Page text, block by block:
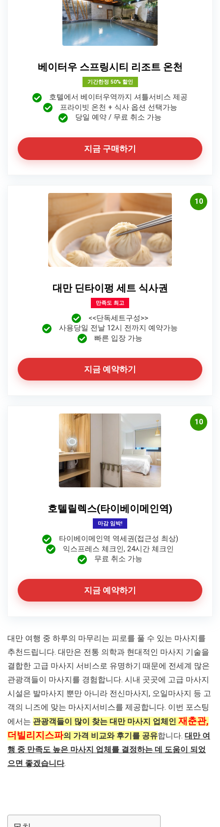
베이터우 스프링시티 리조트 온천
기간한정 50% 할인
호텔에서 베이터우역까지 셔틀서비스 제공
프라이빗 온천 + 식사 옵션 선택가능
당일 예약 / 무료 취소 가능
지금 구매하기
10
대만 딘타이펑 세트 식사권
만족도 최고
<<단독세트구성>>
사용당일 전날 12시 전까지 예약가능
빠른 입장 가능
지금 예약하기
10
호텔릴렉스(타이베이메인역)
마감 임박!
타이베이메인역 역세권(접근성 최상)
익스프레스 체크인, 24시간 체크인
무료 취소 가능
지금 예약하기
대만 여행 중 하루의 마무리는 피로를 풀 수 있는 마사지를
추천드립니다. 대만은 전통 의학과 현대적인 마사지 기술을
결합한 고급 마사지 서비스로 유명하기 때문에 전세계 많은
관광객들이 마사지를 경험합니다. 시내 곳곳에 고급 마사지
시설은 발마사지 뿐만 아니라 전신마사지, 오일마사지 등 고
객의 니즈에 맞는 마사지서비스를 제공합니다. 이번 포스팅
에서는 관광객들이 많이 찾는 대만 마사지 업체인 재춘관,
더빌리지스파의 가격 비교와 후기를 공유합니다. 대만 여
행 중 만족도 높은 마사지 업체를 결정하는 데 도움이 되었
으면 좋겠습니다.